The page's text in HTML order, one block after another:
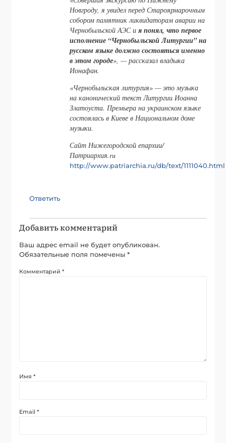
Новгроду, я увидел перед Староярмарочным
собором памятник ликвидаторам аварии на
Чернобыльской АЭС ия понял, что первое
исполнение “Чернобыльской Литургии” на
русском языке должно состояться именно
в этом городе», — рассказал владыка
Ионафан.
«Чернобыльская литургия» — это музыка
на канонический текст Литургии Иоанна
Златоуста. Премьера на украинском языке
состоялась в Киеве в Национальном доме
музыки.
Сайт Нижегородской епархии/
Патриархия.ru
http://www.patriarchia.ru/db/text/1111040.html
Ответить
Добавить комментарий
Ваш адрес email не будет опубликован.
Обязательные поля помечены*
Комментарий*
Имя*
Email*